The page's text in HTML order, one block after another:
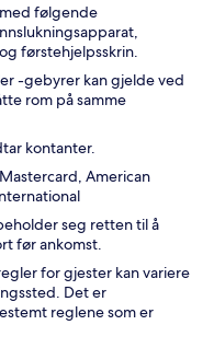
følgende
førstehjelpsskrin.
-gebyrer kan gjelde ved
rom på samme
kontanter.
American
seg retten til å
før ankomst.
for gjester kan variere
Det er
reglene som er